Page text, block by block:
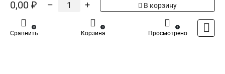
0,00 ₽ – + В корзину
Сравнить
0
Корзина
0
Просмотрено
1